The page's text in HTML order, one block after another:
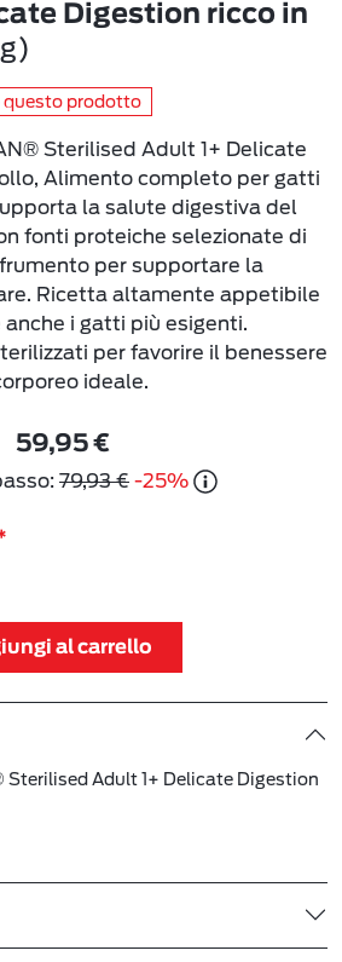
Digestion ricco in
questo prodotto
Sterilised Adult 1+ Delicate
Alimento completo per gatti
la salute digestiva del
fonti proteiche selezionate di
per supportare la
Ricetta altamente appetibile
i gatti più esigenti.
per favorire il benessere
ideale.
59,95 €
79,93 € -25%
al carrello
Sterilised Adult 1+ Delicate Digestion